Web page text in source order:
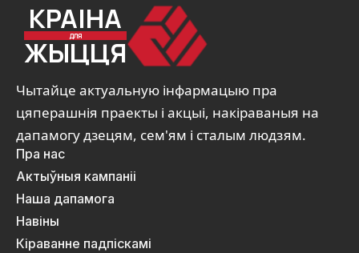
КРАІНА
ДЛЯ
ЖЫЦЦЯ
Чытайце актуальную інфармацыю пра
цяперашнія праекты і акцыі, накіраваныя на
дапамогу дзецям, сем'ям і сталым людзям.
Пра нас
Актыўныя кампаніі
Наша дапамога
Навіны
Кіраванне падпіскамі